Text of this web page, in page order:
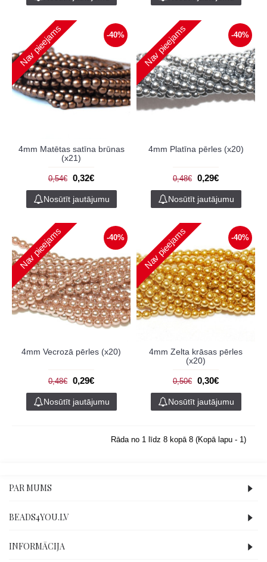
-40%
Nav pieejams
4mm Matētas satīna brūnas
(x21)
0,54€ 0,32€
Nosūtīt jautājumu
-40%
Nav pieejams
4mm Platīna pērles (x20)
0,48€ 0,29€
Nosūtīt jautājumu
-40%
Nav pieejams
4mm Vecrozā pērles (x20)
0,48€ 0,29€
Nosūtīt jautājumu
-40%
Nav pieejams
4mm Zelta krāsas pērles
(x20)
0,50€ 0,30€
Nosūtīt jautājumu
Rāda no 1 līdz 8 kopā 8 (Kopā lapu - 1)
PAR MUMS
BEADS4YOU.LV
INFORMĀCIJA